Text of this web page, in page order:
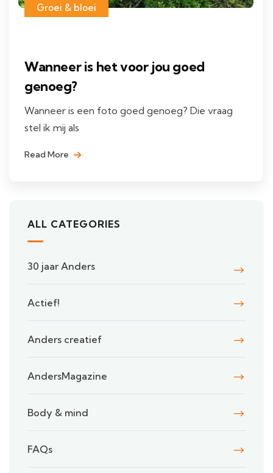
Groei & bloei
Wanneer is het voor jou goed
genoeg?
Wanneer is een foto goed genoeg? Die vraag
stel ik mij als
Read More
ALL CATEGORIES
30 jaar Anders
Actief!
Anders creatief
AndersMagazine
Body & mind
FAQs